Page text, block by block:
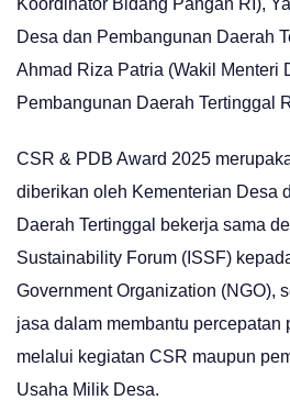
Desa dan Pembangunan Daerah
Ahmad Riza Patria (Wakil Menteri
Pembangunan Daerah Tertinggal
CSR & PDB Award 2025
diberikan oleh Kementerian Desa
Daerah Tertinggal bekerja sama
Sustainability Forum (ISSF)
Government Organization (NGO),
jasa dalam membantu percepatan
melalui kegiatan CSR maupun
Usaha Milik Desa.